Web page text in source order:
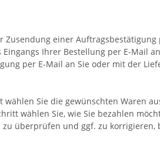
einer Auftragsbestätigung
Ihrer Bestellung per E-Mail
per E-Mail an Sie oder mit der
Sie die gewünschten Waren
wählen Sie, wie Sie bezahlen
überprüfen und ggf. zu korrigieren,